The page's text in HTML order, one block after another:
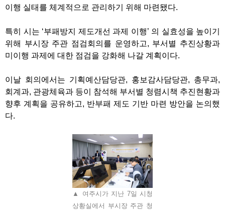
이행 실태를 체계적으로 관리하기 위해 마련됐다.
특히 시는 ‘부패방지 제도개선 과제 이행’ 의 실효성을 높이기
위해 부시장 주관 점검회의를 운영하고, 부서별 추진상황과
미이행 과제에 대한 점검을 강화해 나갈 계획이다.
이날 회의에서는 기획예산담당관, 홍보감사담당관, 총무과,
회계과, 관광체육과 등이 참석해 부서별 청렴시책 추진현황과
향후 계획을 공유하고, 반부패 제도 기반 마련 방안을 논의했
다.
▲ 여주시가 지난 7일 시청
상황실에서 부시장 주관 청